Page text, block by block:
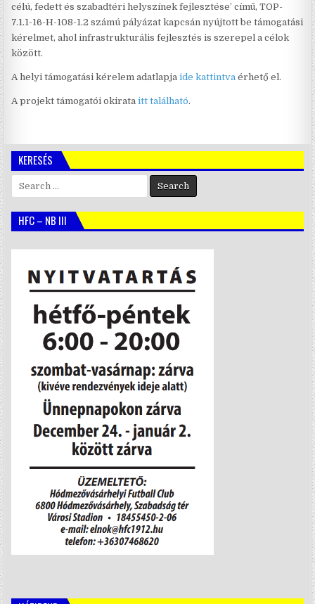
célú, fedett és szabadtéri helyszínek fejlesztése’ című, TOP-
7.1.1-16-H-108-1.2 számú pályázat kapcsán nyújtott be támogatási
kérelmet, ahol infrastrukturális fejlesztés is szerepel a célok
között.
A helyi támogatási kérelem adatlapjaide kattintva érhető el.
A projekt támogatói okirataitt található.
KERESÉS
Search
for:
HFC – NB III